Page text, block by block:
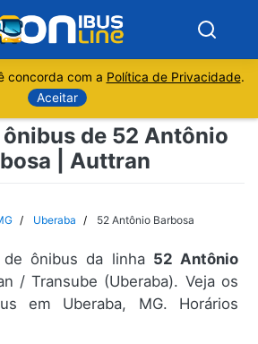
concorda com a Política de Privacidade.
Aceitar
de 52 Antônio
| Auttran
Uberaba 52 Antônio Barbosa
ônibus da linha 52 Antônio
/ Transube (Uberaba). Veja os
em Uberaba, MG. Horários